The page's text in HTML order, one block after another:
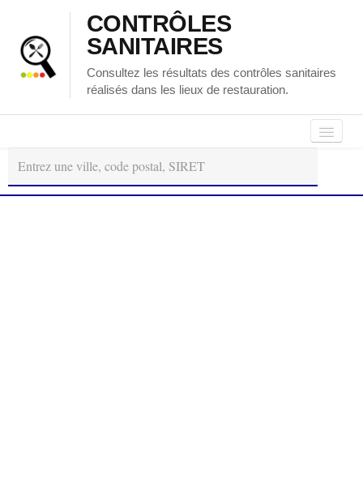
CONTRÔLES
SANITAIRES
Consultez les résultats des contrôles sanitaires
réalisés dans les lieux de restauration.
Autour
de
moi
Régions